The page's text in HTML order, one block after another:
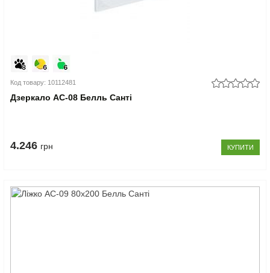
Код товару: 10112481
Дзеркало АС-08 Белль Санті
4.246 грн КУПИТИ